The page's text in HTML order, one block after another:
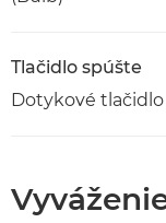
Tlačidlo spúšte
Dotykové